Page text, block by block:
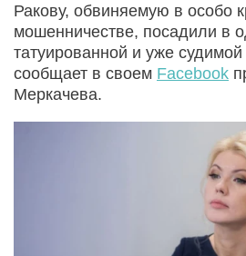
Ракову, обвиняемую в особо
мошенничестве, посадили в
татуированной и уже
сообщает в своем Facebook
Меркачева.